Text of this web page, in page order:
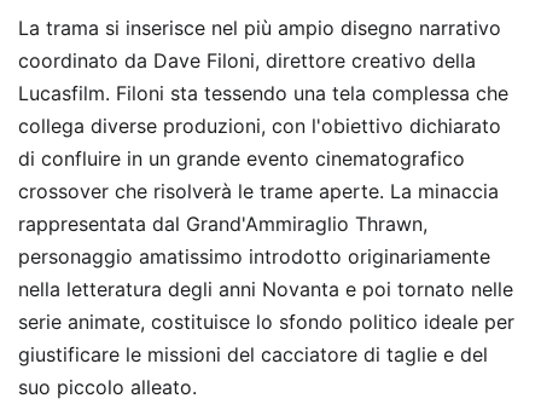
La trama si inserisce nel più ampio disegno narrativo
coordinato da Dave Filoni, direttore creativo della
Lucasfilm. Filoni sta tessendo una tela complessa che
collega diverse produzioni, con l'obiettivo dichiarato
di confluire in un grande evento cinematografico
crossover che risolverà le trame aperte. La minaccia
rappresentata dal Grand'Ammiraglio Thrawn,
personaggio amatissimo introdotto originariamente
nella letteratura degli anni Novanta e poi tornato nelle
serie animate, costituisce lo sfondo politico ideale per
giustificare le missioni del cacciatore di taglie e del
suo piccolo alleato.